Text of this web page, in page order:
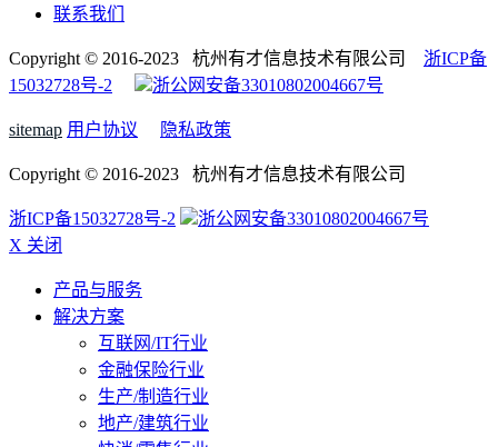
联系我们
Copyright © 2016-2023 杭州有才信息技术有限公司 浙ICP备
15032728号-2
浙公网安备33010802004667号
sitemap 用户协议 隐私政策
Copyright © 2016-2023 杭州有才信息技术有限公司
浙ICP备15032728号-2
浙公网安备33010802004667号
X 关闭
产品与服务
解决方案
互联网/IT行业
金融保险行业
生产/制造行业
地产/建筑行业